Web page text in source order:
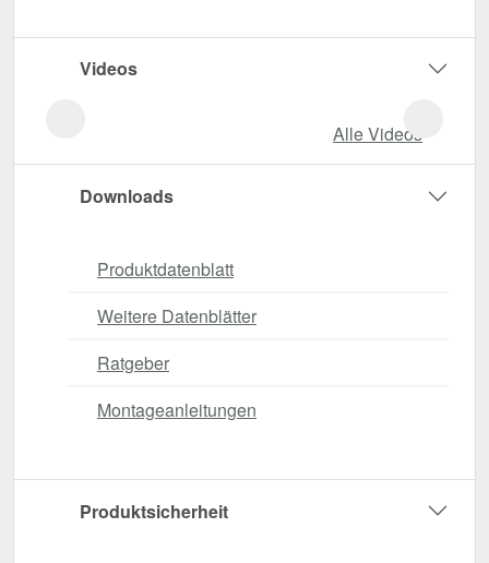
Videos
Alle Videos
Downloads
Produktdatenblatt
Weitere Datenblätter
Ratgeber
Montageanleitungen
Produktsicherheit